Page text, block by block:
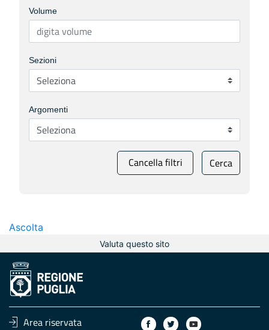
Volume
Sezioni
Argomenti
Cancella filtri Cerca
Ascolta
Valuta questo sito
Area riservata